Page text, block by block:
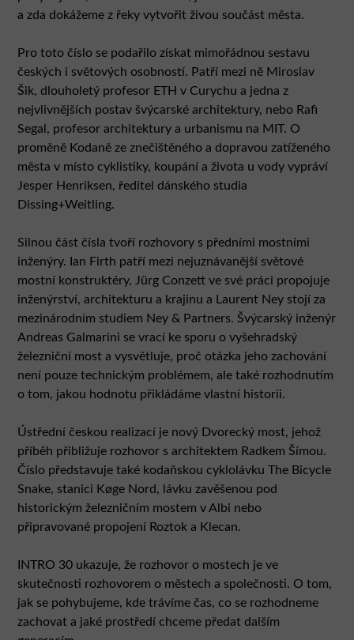
a zda dokážeme z řeky vytvořit živou součást města.
Pro toto číslo se podařilo získat mimořádnou sestavu
českých i světových osobností. Patří mezi ně Miroslav
Šik, dlouholetý profesor ETH v Curychu a jedna z
nejvlivnějších postav švýcarské architektury, nebo Rafi
Segal, profesor architektury a urbanismu na MIT. O
proměně Kodaně ze znečištěného a dopravou zatíženého
města v místo cyklistiky, koupání a života u vody vypráví
Jesper Henriksen, ředitel dánského studia
Dissing+Weitling.
Silnou část čísla tvoří rozhovory s předními mostními
inženýry. Ian Firth patří mezi nejuznávanější světové
mostní konstruktéry, Jürg Conzett ve své práci propojuje
inženýrství, architekturu a krajinu a Laurent Ney stojí za
mezinárodním studiem Ney & Partners. Švýcarský inženýr
Andreas Galmarini se vrací ke sporu o vyšehradský
železniční most a vysvětluje, proč otázka jeho zachování
není pouze technickým problémem, ale také rozhodnutím
o tom, jakou hodnotu přikládáme vlastní historii.
Ústřední českou realizací je nový Dvorecký most, jehož
příběh přibližuje rozhovor s architektem Radkem Šímou.
Číslo představuje také kodaňskou cyklolávku The Bicycle
Snake, stanici Køge Nord, lávku zavěšenou pod
historickým železničním mostem v Albi nebo
připravované propojení Roztok a Klecan.
INTRO 30 ukazuje, že rozhovor o mostech je ve
skutečnosti rozhovorem o městech a společnosti. O tom,
jak se pohybujeme, kde trávíme čas, co se rozhodneme
zachovat a jaké prostředí chceme předat dalším